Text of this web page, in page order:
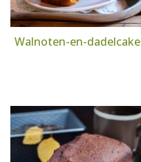
Walnoten-en-dadelcake